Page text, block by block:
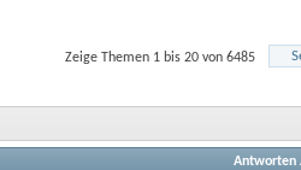
Zeige Themen 1 bis 20 von 6485
Antworten